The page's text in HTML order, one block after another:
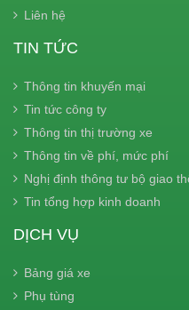
Liên hệ
TIN TỨC
Thông tin khuyến mại
Tin tức công ty
Thông tin thị trường xe
Thông tin về phí, mức phí
Nghị định thông tư bộ giao
Tin tổng hợp kinh doanh
DỊCH VỤ
Bảng giá xe
Phụ tùng